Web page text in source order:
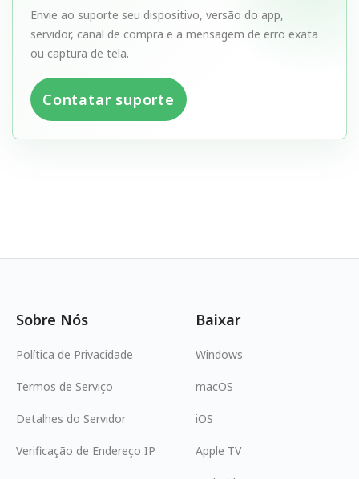
Envie ao suporte seu dispositivo, versão do app,
servidor, canal de compra e a mensagem de erro exata
ou captura de tela.
Contatar suporte
Sobre Nós
Política de Privacidade
Termos de Serviço
Detalhes do Servidor
Verificação de Endereço IP
Baixar
Windows
macOS
iOS
Apple TV